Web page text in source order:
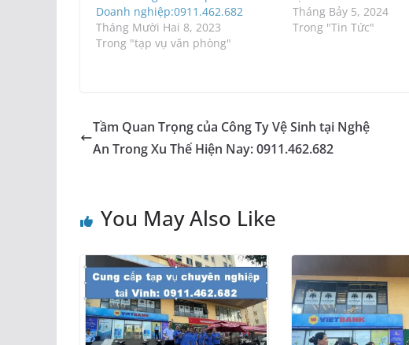
Doanh nghiệp:0911.462.682
Tháng Mười Hai 8, 2023
Trong "tạp vụ văn phòng"
Tháng Bảy 5, 2024
Trong "Tin Tức"
Tầm Quan Trọng của Công Ty Vệ Sinh tại Nghệ
An Trong Xu Thế Hiện Nay: 0911.462.682
You May Also Like